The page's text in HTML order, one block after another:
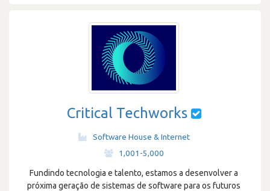
Critical Techworks
Software House & Internet
1,001-5,000
Fundindo tecnologia e talento, estamos a desenvolver a
próxima geração de sistemas de software para os futuros